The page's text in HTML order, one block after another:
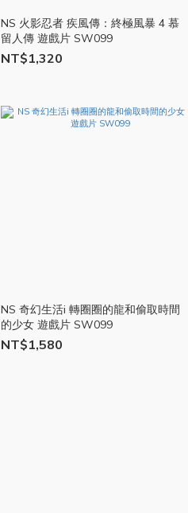
NS 火影忍者 疾風傳：終極風暴 4 慕
留人傳 遊戲片 SW099
NT$1,320
NS 奇幻生活i 轉圈圈的龍和偷取時間
的少女 遊戲片 SW099
NT$1,580